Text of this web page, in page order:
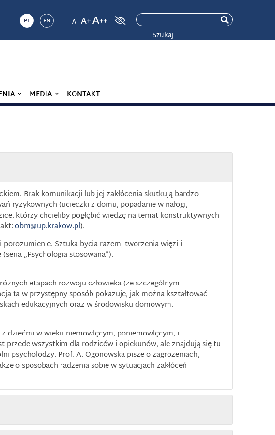
PL EN
Szukaj
MEDIA KONTAKT
Brak komunikacji lub jej zakłócenia skutkują bardzo
ryzykownych (ucieczki z domu, popadanie w nałogi,
którzy chcieliby pogłębić wiedzę na temat konstruktywnych
obm@up.krakow.pl).
Sztuka bycia razem, tworzenia więzi i
„Psychologia stosowana”).
etapach rozwoju człowieka (ze szczególnym
ta w przystępny sposób pokazuje, jak można kształtować
edukacyjnych oraz w środowisku domowym.
dziećmi w wieku niemowlęcym, poniemowlęcym, i
przede wszystkim dla rodziców i opiekunów, ale znajdują się tu
psycholodzy. Prof. A. Ogonowska pisze o zagrożeniach,
o sposobach radzenia sobie w sytuacjach zakłóceń